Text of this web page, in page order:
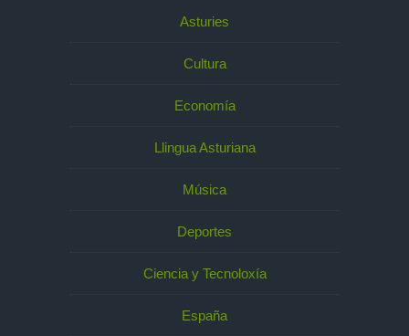
Asturies
Cultura
Economía
Llingua Asturiana
Música
Deportes
Ciencia y Tecnoloxía
España